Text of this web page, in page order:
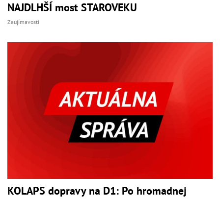
NAJDLHŠÍ most STAROVEKU
Zaujímavosti
KOLAPS dopravy na D1: Po hromadnej